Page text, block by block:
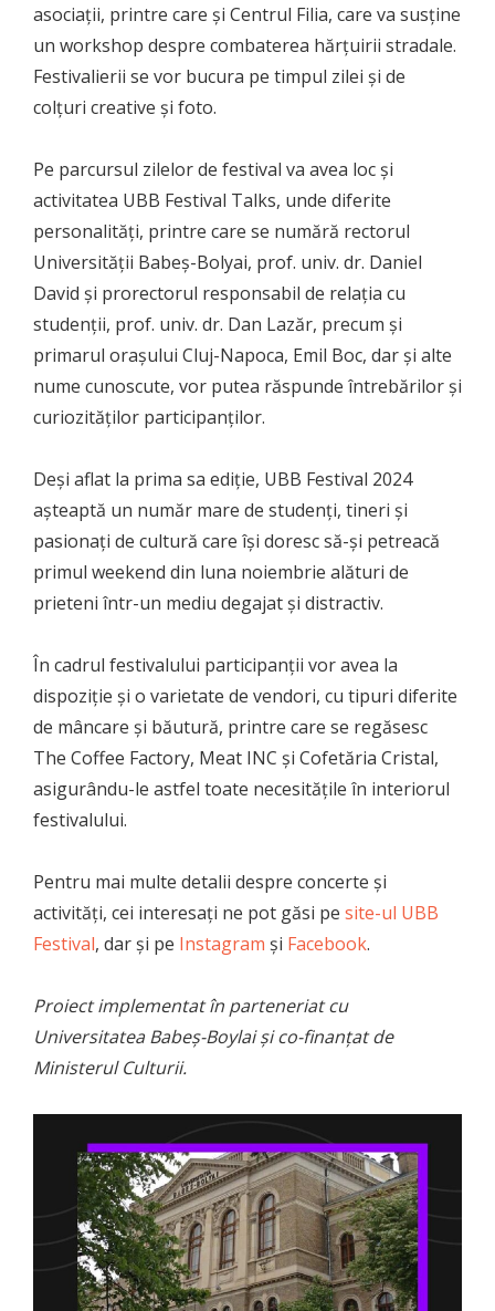
asociații, printre care și Centrul Filia, care va susține
un workshop despre combaterea hărțuirii stradale.
Festivalierii se vor bucura pe timpul zilei și de
colțuri creative și foto.
Pe parcursul zilelor de festival va avea loc și
activitatea UBB Festival Talks, unde diferite
personalități, printre care se numără rectorul
Universității Babeș-Bolyai, prof. univ. dr. Daniel
David și prorectorul responsabil de relația cu
studenții, prof. univ. dr. Dan Lazăr, precum și
primarul orașului Cluj-Napoca, Emil Boc, dar și alte
nume cunoscute, vor putea răspunde întrebărilor și
curiozităților participanților.
Deși aflat la prima sa ediție, UBB Festival 2024
așteaptă un număr mare de studenți, tineri și
pasionați de cultură care își doresc să-și petreacă
primul weekend din luna noiembrie alături de
prieteni într-un mediu degajat și distractiv.
În cadrul festivalului participanții vor avea la
dispoziție și o varietate de vendori, cu tipuri diferite
de mâncare și băutură, printre care se regăsesc
The Coffee Factory, Meat INC și Cofetăria Cristal,
asigurându-le astfel toate necesitățile în interiorul
festivalului.
Pentru mai multe detalii despre concerte și
activități, cei interesați ne pot găsi pe site-ul UBB
Festival, dar și pe Instagram și Facebook.
Proiect implementat în parteneriat cu
Universitatea Babeș-Boylai și co-finanțat de
Ministerul Culturii.